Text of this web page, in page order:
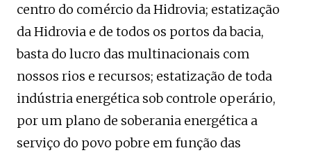
centro do comércio da Hidrovia; estatização
da Hidrovia e de todos os portos da bacia,
basta do lucro das multinacionais com
nossos rios e recursos; estatização de toda
indústria energética sob controle operário,
por um plano de soberania energética a
serviço do povo pobre em função das